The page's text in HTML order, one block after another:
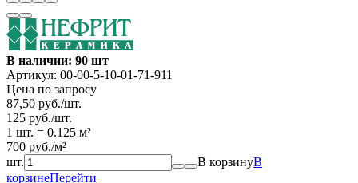
В наличии: 90 шт
Артикул: 00-00-5-10-01-71-911
Цена по запросу
87,50 руб./шт.
125 руб./шт.
1 шт. = 0.125 м²
700 руб./м²
шт.
В корзинуВ
корзинеПерейти